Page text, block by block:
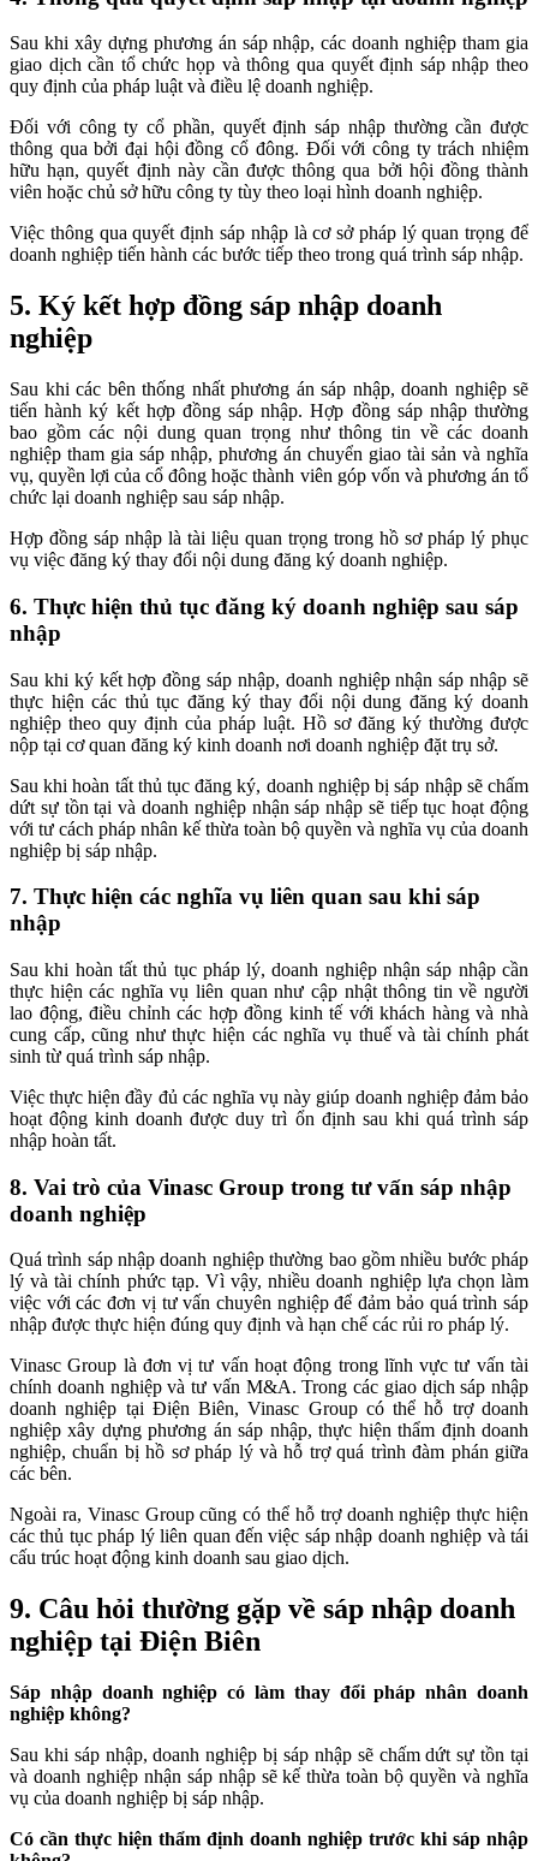
Sau khi xây dựng phương án sáp nhập, các doanh nghiệp tham gia
giao dịch cần tổ chức họp và thông qua quyết định sáp nhập theo
quy định của pháp luật và điều lệ doanh nghiệp.
Đối với công ty cổ phần, quyết định sáp nhập thường cần được
thông qua bởi đại hội đồng cổ đông. Đối với công ty trách nhiệm
hữu hạn, quyết định này cần được thông qua bởi hội đồng thành
viên hoặc chủ sở hữu công ty tùy theo loại hình doanh nghiệp.
Việc thông qua quyết định sáp nhập là cơ sở pháp lý quan trọng để
doanh nghiệp tiến hành các bước tiếp theo trong quá trình sáp nhập.
5. Ký kết hợp đồng sáp nhập doanh
nghiệp
Sau khi các bên thống nhất phương án sáp nhập, doanh nghiệp sẽ
tiến hành ký kết hợp đồng sáp nhập. Hợp đồng sáp nhập thường
bao gồm các nội dung quan trọng như thông tin về các doanh
nghiệp tham gia sáp nhập, phương án chuyển giao tài sản và nghĩa
vụ, quyền lợi của cổ đông hoặc thành viên góp vốn và phương án tổ
chức lại doanh nghiệp sau sáp nhập.
Hợp đồng sáp nhập là tài liệu quan trọng trong hồ sơ pháp lý phục
vụ việc đăng ký thay đổi nội dung đăng ký doanh nghiệp.
6. Thực hiện thủ tục đăng ký doanh nghiệp sau sáp
nhập
Sau khi ký kết hợp đồng sáp nhập, doanh nghiệp nhận sáp nhập sẽ
thực hiện các thủ tục đăng ký thay đổi nội dung đăng ký doanh
nghiệp theo quy định của pháp luật. Hồ sơ đăng ký thường được
nộp tại cơ quan đăng ký kinh doanh nơi doanh nghiệp đặt trụ sở.
Sau khi hoàn tất thủ tục đăng ký, doanh nghiệp bị sáp nhập sẽ chấm
dứt sự tồn tại và doanh nghiệp nhận sáp nhập sẽ tiếp tục hoạt động
với tư cách pháp nhân kế thừa toàn bộ quyền và nghĩa vụ của doanh
nghiệp bị sáp nhập.
7. Thực hiện các nghĩa vụ liên quan sau khi sáp
nhập
Sau khi hoàn tất thủ tục pháp lý, doanh nghiệp nhận sáp nhập cần
thực hiện các nghĩa vụ liên quan như cập nhật thông tin về người
lao động, điều chỉnh các hợp đồng kinh tế với khách hàng và nhà
cung cấp, cũng như thực hiện các nghĩa vụ thuế và tài chính phát
sinh từ quá trình sáp nhập.
Việc thực hiện đầy đủ các nghĩa vụ này giúp doanh nghiệp đảm bảo
hoạt động kinh doanh được duy trì ổn định sau khi quá trình sáp
nhập hoàn tất.
8. Vai trò của Vinasc Group trong tư vấn sáp nhập
doanh nghiệp
Quá trình sáp nhập doanh nghiệp thường bao gồm nhiều bước pháp
lý và tài chính phức tạp. Vì vậy, nhiều doanh nghiệp lựa chọn làm
việc với các đơn vị tư vấn chuyên nghiệp để đảm bảo quá trình sáp
nhập được thực hiện đúng quy định và hạn chế các rủi ro pháp lý.
Vinasc Group là đơn vị tư vấn hoạt động trong lĩnh vực tư vấn tài
chính doanh nghiệp và tư vấn M&A. Trong các giao dịch sáp nhập
doanh nghiệp tại Điện Biên, Vinasc Group có thể hỗ trợ doanh
nghiệp xây dựng phương án sáp nhập, thực hiện thẩm định doanh
nghiệp, chuẩn bị hồ sơ pháp lý và hỗ trợ quá trình đàm phán giữa
các bên.
Ngoài ra, Vinasc Group cũng có thể hỗ trợ doanh nghiệp thực hiện
các thủ tục pháp lý liên quan đến việc sáp nhập doanh nghiệp và tái
cấu trúc hoạt động kinh doanh sau giao dịch.
9. Câu hỏi thường gặp về sáp nhập doanh
nghiệp tại Điện Biên
Sáp nhập doanh nghiệp có làm thay đổi pháp nhân doanh
nghiệp không?
Sau khi sáp nhập, doanh nghiệp bị sáp nhập sẽ chấm dứt sự tồn tại
và doanh nghiệp nhận sáp nhập sẽ kế thừa toàn bộ quyền và nghĩa
vụ của doanh nghiệp bị sáp nhập.
Có cần thực hiện thẩm định doanh nghiệp trước khi sáp nhập